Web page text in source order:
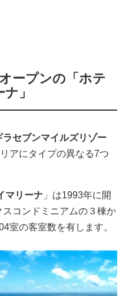
ープンの「ホテ
」
ラセブンマイルズリゾー
アにタイプの異なる7つ
マリーナ 」は1993年に開
コンドミニアムの３棟か
室の客室数を有します。